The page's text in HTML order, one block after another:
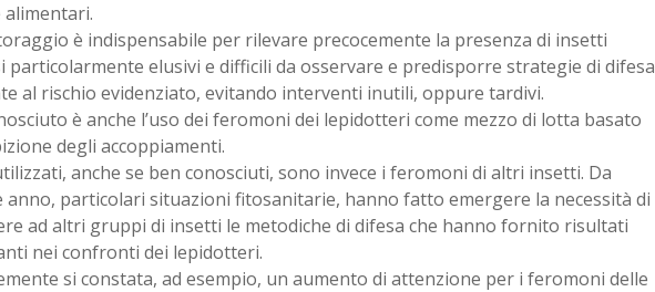
è indispensabile per rilevare precocemente la presenza di insetti
particolarmente elusivi e difficili da osservare e predisporre strategie di difesa
al rischio evidenziato, evitando interventi inutili, oppure tardivi.
è anche l’uso dei feromoni dei lepidotteri come mezzo di lotta basato
degli accoppiamenti.
anche se ben conosciuti, sono invece i feromoni di altri insetti. Da
anno, particolari situazioni fitosanitarie, hanno fatto emergere la necessità di
ad altri gruppi di insetti le metodiche di difesa che hanno fornito risultati
nei confronti dei lepidotteri.
si constata, ad esempio, un aumento di attenzione per i feromoni delle